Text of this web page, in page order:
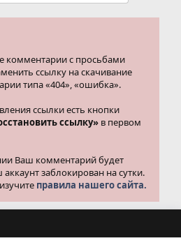
комментарии с просьбами
ссылку на скачивание
типа «404», «ошибка».
ссылки есть кнопки
ссылку» в первом
Ваш комментарий будет
заблокирован на сутки.
правила нашего сайта.